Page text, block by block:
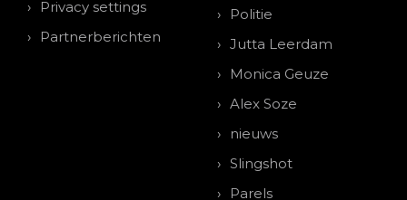
Privacy settings
Partnerberichten
Politie
Jutta Leerdam
Monica Geuze
Alex Soze
nieuws
Slingshot
Parels